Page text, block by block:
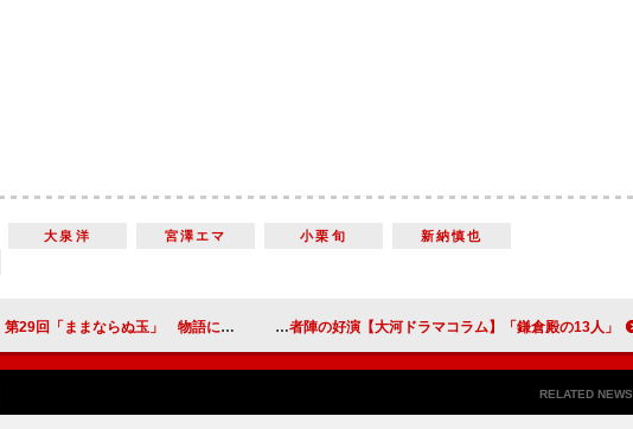
大泉洋 宮澤エマ 小栗旬
新納慎也
玉」 物語に新鮮な緊張感をもたらす若手俳優陣の活躍【大河ドラマコラム】 「鎌倉殿の13人」第30回「全成の確率」“権力闘争”の血生臭いイメージを払拭する鮮やかな脚本と役者陣の好演【大河ドラマコラム】
RELATED NEWS